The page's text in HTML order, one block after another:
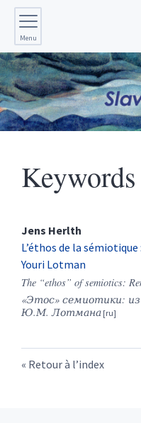
Menu
Jens Herlth
L’éthos de la
Youri Lotman
The “ethos” of semiotics:
«Этос» семиотики:
Ю.М. Лотмана
Retour à l’index